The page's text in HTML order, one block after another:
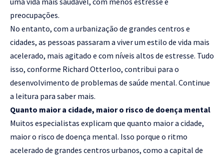
preocupações.
No entanto, com a urbanização de grandes centros e
cidades, as pessoas passaram a viver um estilo de vida mais
acelerado, mais agitado e com níveis altos de estresse. Tudo
isso, conforme Richard Otterloo, contribui para o
desenvolvimento de problemas de saúde mental. Continue
a leitura para saber mais.
Quanto maior a cidade, maior o risco de doença mental
Muitos especialistas explicam que quanto maior a cidade,
maior o risco de doença mental. Isso porque o ritmo
acelerado de grandes centros urbanos, como a capital de